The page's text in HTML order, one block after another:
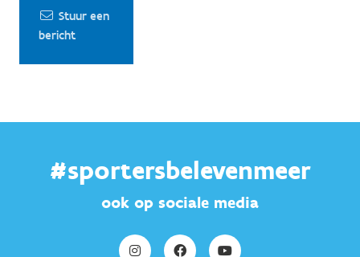
Stuur een
bericht
#sportersbelevenmeer
ook op sociale media